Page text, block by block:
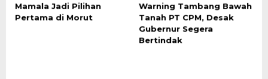
Mamala Jadi Pilihan
Pertama di Morut
Warning Tambang Bawah
Tanah PT CPM, Desak
Gubernur Segera
Bertindak